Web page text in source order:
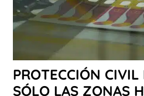
PROTECCIÓN CIVIL
SÓLO LAS ZONAS